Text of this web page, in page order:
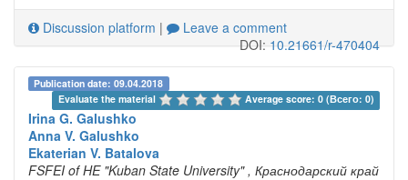
Discussion platform |
Leave a comment
DOI:10.21661/r-470404
Publication date: 09.04.2018
Evaluate the material
Average score: 0 (Всего: 0)
Irina G. Galushko
Anna V. Galushko
Ekaterian V. Batalova
FSFEI of HE "Kuban State University" , Краснодарский край